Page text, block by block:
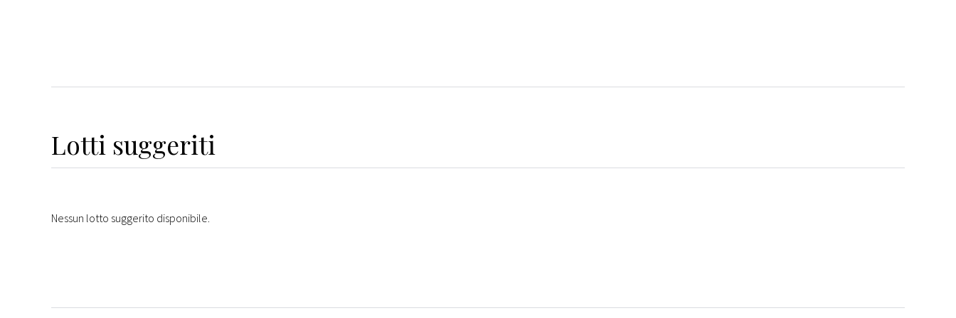
Lotti suggeriti
Nessun lotto suggerito disponibile.